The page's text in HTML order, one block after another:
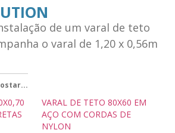
de um varal de teto
o varal de 1,20 x 0,56m
VARAL DE TETO 80X60 EM
AÇO COM CORDAS DE
NYLON